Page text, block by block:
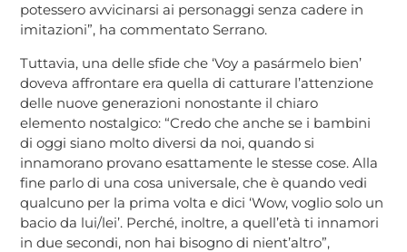
potessero avvicinarsi ai personaggi senza cadere in
imitazioni”, ha commentato Serrano.
Tuttavia, una delle sfide che ‘Voy a pasármelo bien’
doveva affrontare era quella di catturare l’attenzione
delle nuove generazioni nonostante il chiaro
elemento nostalgico: “Credo che anche se i bambini
di oggi siano molto diversi da noi, quando si
innamorano provano esattamente le stesse cose. Alla
fine parlo di una cosa universale, che è quando vedi
qualcuno per la prima volta e dici ‘Wow, voglio solo un
bacio da lui/lei’. Perché, inoltre, a quell’età ti innamori
in due secondi, non hai bisogno di nient’altro”,